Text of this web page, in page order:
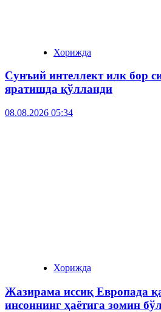
Хорижда
Сунъий интеллект илк бор
яратишда қўлланди
08.08.2026 05:34
Хорижда
Жазирама иссиқ Европада
инсоннинг ҳаётига зомин